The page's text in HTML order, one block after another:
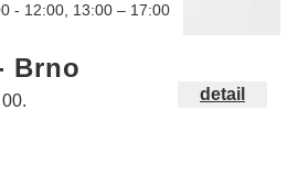
- 12:00, 13:00 – 17:00
Brno
detail